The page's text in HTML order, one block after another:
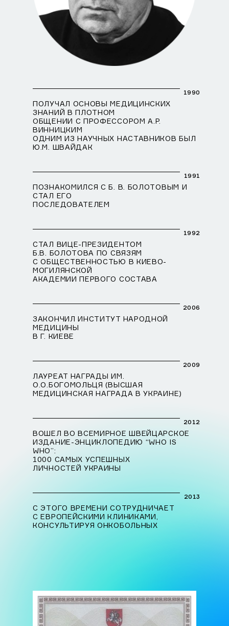
1990
ПОЛУЧАЛ ОСНОВЫ МЕДИЦИНСКИХ
ЗНАНИЙ В ПЛОТНОМ
ОБЩЕНИИ С ПРОФЕССОРОМ А.Р.
ВИННИЦКИМ
ОДНИМ ИЗ НАУЧНЫХ НАСТАВНИКОВ БЫЛ
Ю.М. ШВАЙДАК
1991
ПОЗНАКОМИЛСЯ С Б. В. БОЛОТОВЫМ И
СТАЛ ЕГО
ПОСЛЕДОВАТЕЛЕМ
1992
СТАЛ ВИЦЕ-ПРЕЗИДЕНТОМ
Б.В. БОЛОТОВА ПО СВЯЗЯМ
С ОБЩЕСТВЕННОСТЬЮ В КИЕВО-
МОГИЛЯНСКОЙ
АКАДЕМИИ ПЕРВОГО СОСТАВА
2006
ЗАКОНЧИЛ ИНСТИТУТ НАРОДНОЙ
МЕДИЦИНЫ
В Г. КИЕВЕ
2009
ЛАУРЕАТ НАГРАДЫ ИМ.
О.О.БОГОМОЛЬЦЯ (ВЫСШАЯ
МЕДИЦИНСКАЯ НАГРАДА В УКРАИНЕ)
2012
ВОШЕЛ ВО ВСЕМИРНОЕ ШВЕЙЦАРСКОЕ
ИЗДАНИЕ-ЭНЦИКЛОПЕДИЮ “WHO IS
WHO”:
1000 САМЫХ УСПЕШНЫХ
ЛИЧНОСТЕЙ УКРАИНЫ
2013
С ЭТОГО ВРЕМЕНИ СОТРУДНИЧАЕТ
С ЕВРОПЕЙСКИМИ КЛИНИКАМИ,
КОНСУЛЬТИРУЯ ОНКОБОЛЬНЫХ